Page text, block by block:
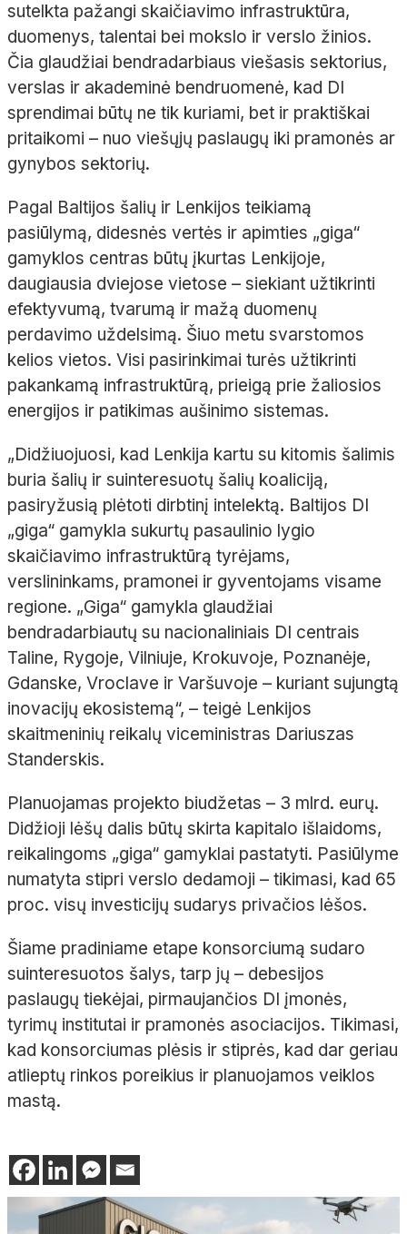
sutelkta pažangi skaičiavimo infrastruktūra,
duomenys, talentai bei mokslo ir verslo žinios.
Čia glaudžiai bendradarbiaus viešasis sektorius,
verslas ir akademinė bendruomenė, kad DI
sprendimai būtų ne tik kuriami, bet ir praktiškai
pritaikomi – nuo viešųjų paslaugų iki pramonės ar
gynybos sektorių.
Pagal Baltijos šalių ir Lenkijos teikiamą
pasiūlymą, didesnės vertės ir apimties „giga“
gamyklos centras būtų įkurtas Lenkijoje,
daugiausia dviejose vietose – siekiant užtikrinti
efektyvumą, tvarumą ir mažą duomenų
perdavimo uždelsimą. Šiuo metu svarstomos
kelios vietos. Visi pasirinkimai turės užtikrinti
pakankamą infrastruktūrą, prieigą prie žaliosios
energijos ir patikimas aušinimo sistemas.
„Didžiuojuosi, kad Lenkija kartu su kitomis šalimis
buria šalių ir suinteresuotų šalių koaliciją,
pasiryžusią plėtoti dirbtinį intelektą. Baltijos DI
„giga“ gamykla sukurtų pasaulinio lygio
skaičiavimo infrastruktūrą tyrėjams,
verslininkams, pramonei ir gyventojams visame
regione. „Giga“ gamykla glaudžiai
bendradarbiautų su nacionaliniais DI centrais
Taline, Rygoje, Vilniuje, Krokuvoje, Poznanėje,
Gdanske, Vroclave ir Varšuvoje – kuriant sujungtą
inovacijų ekosistemą“, – teigė Lenkijos
skaitmeninių reikalų viceministras Dariuszas
Standerskis.
Planuojamas projekto biudžetas – 3 mlrd. eurų.
Didžioji lėšų dalis būtų skirta kapitalo išlaidoms,
reikalingoms „giga“ gamyklai pastatyti. Pasiūlyme
numatyta stipri verslo dedamoji – tikimasi, kad 65
proc. visų investicijų sudarys privačios lėšos.
Šiame pradiniame etape konsorciumą sudaro
suinteresuotos šalys, tarp jų – debesijos
paslaugų tiekėjai, pirmaujančios DI įmonės,
tyrimų institutai ir pramonės asociacijos. Tikimasi,
kad konsorciumas plėsis ir stiprės, kad dar geriau
atlieptų rinkos poreikius ir planuojamos veiklos
mastą.